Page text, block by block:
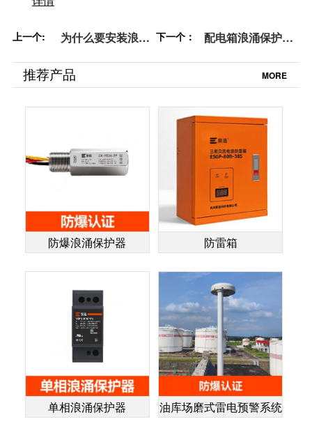
上一个:
为什么要安装浪涌
了-易造防雷
下一个：
配电箱浪涌保护器
推荐产品 MORE
防爆浪涌保护器 防雷箱
单相浪涌保护器 油库场磨式雷电预警系统